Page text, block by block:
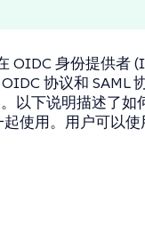
OIDC 身份提供者
协议和 SAML
以下说明描述了如
使用。用户可以